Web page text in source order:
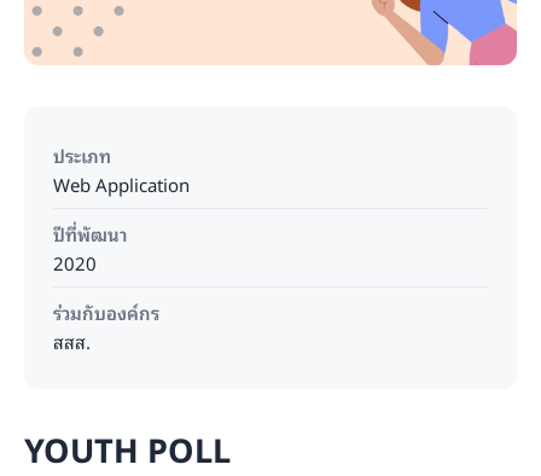
ประเภท
Web Application
ปีที่พัฒนา
2020
ร่วมกับองค์กร
สสส.
YOUTH POLL